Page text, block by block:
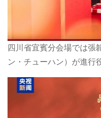
四川省宜賓分会場では張
ン・チューハン）が進行